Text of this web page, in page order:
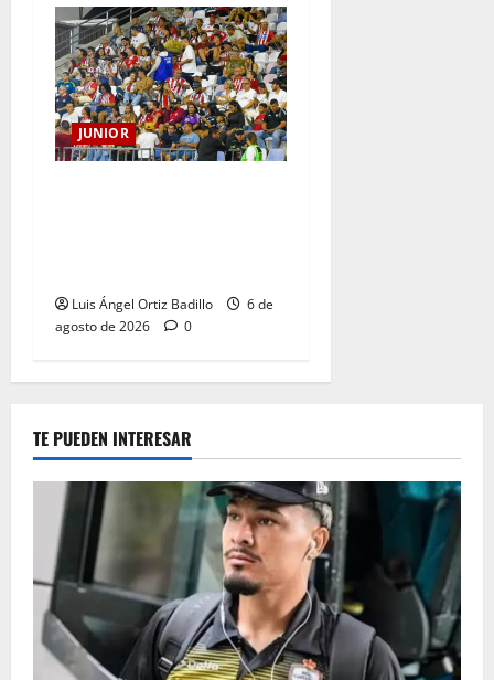
JUNIOR
Luis Ángel Ortiz Badillo
6 de
agosto de 2026
0
TE PUEDEN INTERESAR